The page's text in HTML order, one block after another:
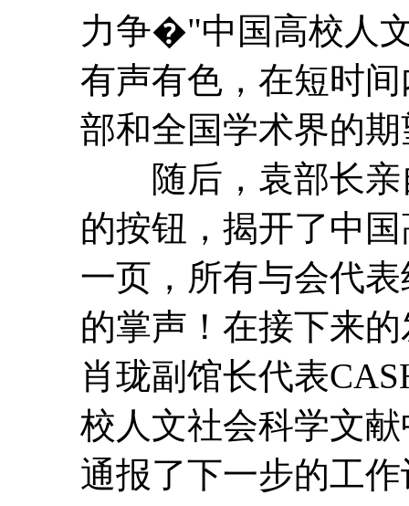
力争�"中国高校人
有声有色，在短时
部和全国学术界的
随后，袁部长亲
的按钮，揭开了中
一页，所有与会代
的掌声！在接下来
肖珑副馆长代表
校人文社会科学文
通报了下一步的工